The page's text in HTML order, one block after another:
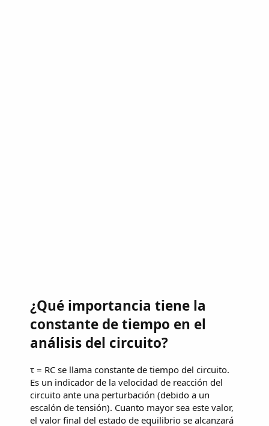
¿Qué importancia tiene la
constante de tiempo en el
análisis del circuito?
τ = RC se llama constante de tiempo del circuito.
Es un indicador de la velocidad de reacción del
circuito ante una perturbación (debido a un
escalón de tensión). Cuanto mayor sea este valor,
el valor final del estado de equilibrio se alcanzará